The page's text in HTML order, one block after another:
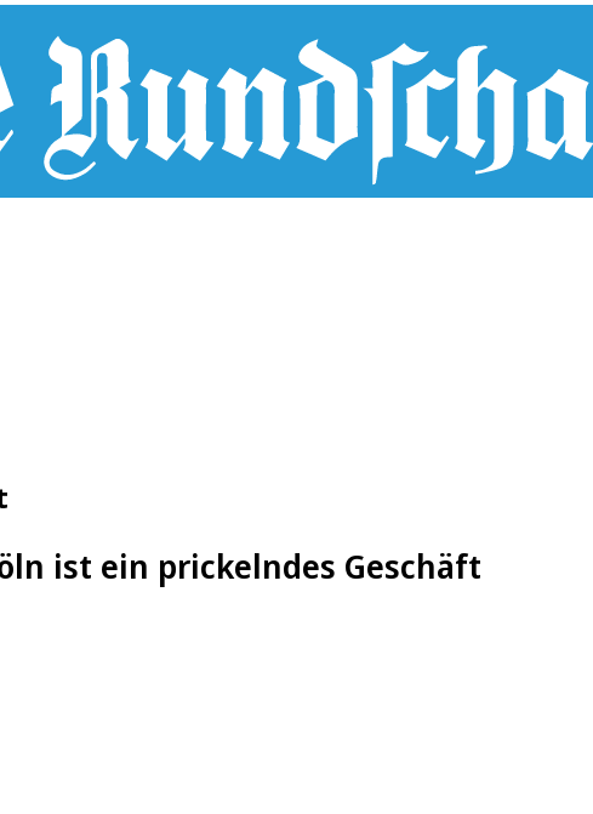
ist ein prickelndes Geschäft